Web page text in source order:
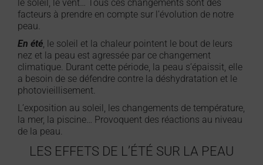
le soleil, le vent… Tous ces changements sont des
facteurs à prendre en compte sur l’évolution de notre
peau.
En été, le soleil et la chaleur pointent le bout de leurs
nez et la peau est agressée par ce changement
climatique. Durant cette période, la peau s’épaissit, elle
a besoin de se défendre contre la déshydratation et le
photovieillisement.
L’exposition au soleil, les changements de température,
la mer, la piscine… Provoquent des réactions au niveau
de la peau.
LES EFFETS DE L’ÉTÉ SUR LA PEAU